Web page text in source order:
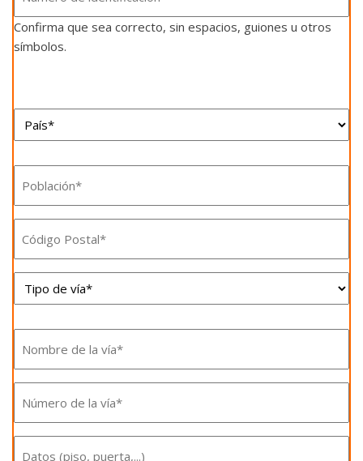
de
identificación
Confirma que sea correcto, sin espacios, guiones u otros
símbolos.
País*
Población
*
Código
Postal
Tipo
*
Nombre
de
la
vía
Número
de
laDatos